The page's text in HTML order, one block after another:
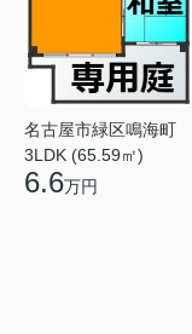
名古屋市緑区鳴海町
3LDK (65.59㎡)
6.6万円